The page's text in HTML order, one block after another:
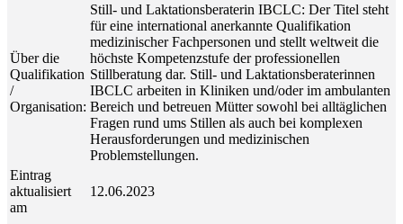
Über die
Qualifikation
/
Organisation:
Still- und Laktationsberaterin IBCLC: Der Titel steht
für eine international anerkannte Qualifikation
medizinischer Fachpersonen und stellt weltweit die
höchste Kompetenzstufe der professionellen
Stillberatung dar. Still- und Laktationsberaterinnen
IBCLC arbeiten in Kliniken und/oder im ambulanten
Bereich und betreuen Mütter sowohl bei alltäglichen
Fragen rund ums Stillen als auch bei komplexen
Herausforderungen und medizinischen
Problemstellungen.
Eintrag
aktualisiert
am
12.06.2023